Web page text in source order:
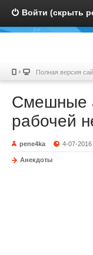
Войти (скрыть
Полная версия
Смешные
рабочей
pene4ka 4-07-2016
Анекдоты